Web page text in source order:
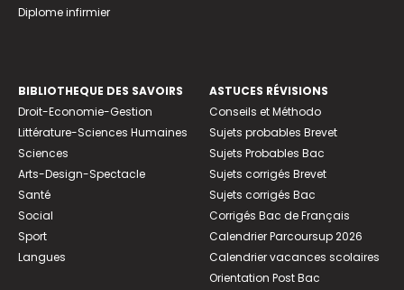
Diplome infirmier
BIBLIOTHEQUE DES SAVOIRS
Droit-Economie-Gestion
Littérature-Sciences Humaines
Sciences
Arts-Design-Spectacle
Santé
Social
Sport
Langues
ASTUCES RÉVISIONS
Conseils et Méthodo
Sujets probables Brevet
Sujets Probables Bac
Sujets corrigés Brevet
Sujets corrigés Bac
Corrigés Bac de Français
Calendrier Parcoursup 2026
Calendrier vacances scolaires
Orientation Post Bac